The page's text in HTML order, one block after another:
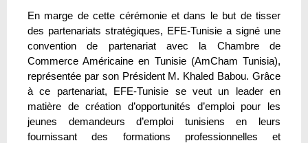
En marge de cette cérémonie et dans le but de tisser
des partenariats stratégiques, EFE-Tunisie a signé une
convention de partenariat avec la Chambre de
Commerce Américaine en Tunisie (AmCham Tunisia),
représentée par son Président M. Khaled Babou. Grâce
à ce partenariat, EFE-Tunisie se veut un leader en
matière de création d’opportunités d’emploi pour les
jeunes demandeurs d’emploi tunisiens en leurs
fournissant des formations professionnelles et